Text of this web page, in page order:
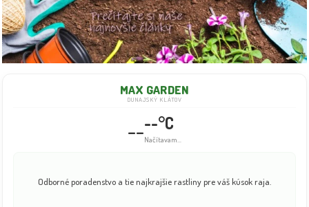
MAX GARDEN
DUNAJSKÝ KLÁTOV
----°C
Načítavam...
Odborné poradenstvo a tie najkrajšie rastliny pre váš kúsok raja.